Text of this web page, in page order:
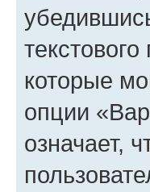
которые
опции
означает,